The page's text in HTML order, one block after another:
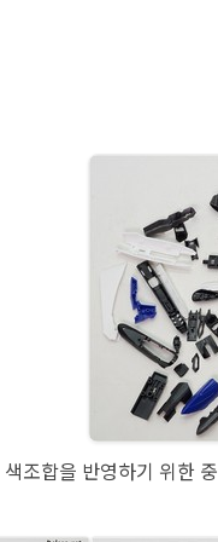
조합을 반영하기 위한